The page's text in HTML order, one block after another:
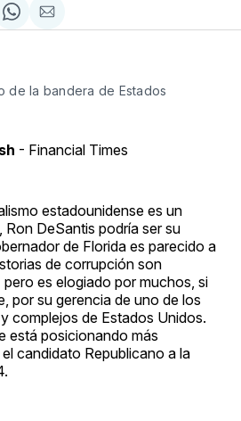
Share
on
Compartir
via
de la bandera de Estados
- Financial Times
estadounidense es un
DeSantis podría ser su
de Florida es parecido a
de corrupción son
pero es elogiado por muchos, si
por su gerencia de uno de los
complejos de Estados Unidos.
está posicionando más
candidato Republicano a la